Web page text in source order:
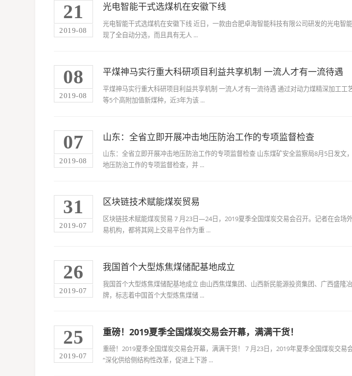
21
2019-08
光电智能干式选煤机在安徽下线
光电智能干式选煤机在安徽下线 近日，一款由合肥卓海智能科技有限公司研发的光电
现了全自动分选，而且具有无人 ...
08
2019-08
平煤神马实行重大科研项目利益共享机制 一流人才有一流待遇
平煤神马实行重大科研项目利益共享机制 一流人才有一流待遇 通过对动力煤精深加工
等5个高附加值新煤种，近3年为该 ...
07
2019-08
山东：全省立即开展冲击地压防治工作的专项监督检查
山东：全省立即开展冲击地压防治工作的专项监督检查 山东煤矿安全监察局8月5日发
地压防治工作的专项监督检查，并 ...
31
2019-07
区块链技术赋能煤炭贸易
区块链技术赋能煤炭贸易 7 月23日—24日，2019夏季全国煤炭交易会召开。记者在会场
易机构，都将其网上交易平台作为重 ...
26
2019-07
我国首个大型炼焦煤储配基地成立
我国首个大型炼焦煤储配基地成立 由山西焦煤集团、山西新民能源投资集团、广西盛隆
牌，标志着中国首个大型炼焦煤储 ...
25
2019-07
重磅！2019夏季全国煤炭交易会开幕，满满干货！
重磅！2019夏季全国煤炭交易会开幕，满满干货！ 7 月23日，2019年夏季全国煤炭交
“深化供给侧结构性改革，促进上下游 ...